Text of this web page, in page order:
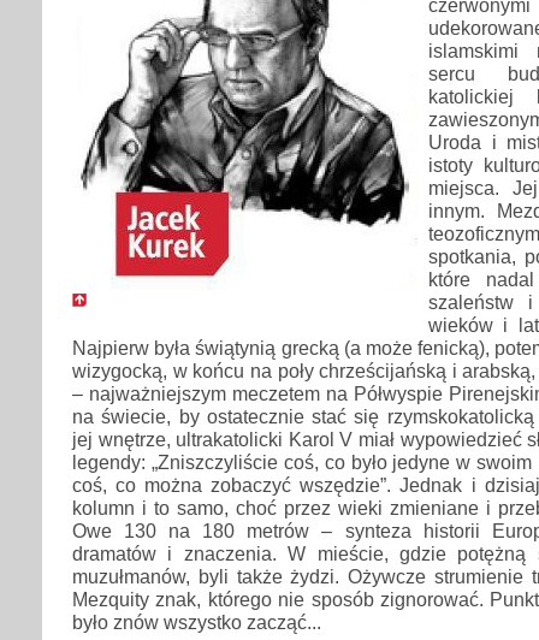
islamskimi
sercu
katolickiej
Uroda i
istoty
miejsca.
innym.
spotkania,
które
szaleństw i
wieków i
Najpierw była świątynią grecką (a może fenicką),
wizygocką, w końcu na poły chrześcijańską i
– najważniejszym meczetem na Półwyspie
na świecie, by ostatecznie stać się
jej wnętrze, ultrakatolicki Karol V miał wypowiedzieć
legendy: „Zniszczyliście coś, co było jedyne w
coś, co można zobaczyć wszędzie”. Jednak i
kolumn i to samo, choć przez wieki zmieniane i
Owe 130 na 180 metrów – synteza historii
dramatów i znaczenia. W mieście, gdzie potężną
muzułmanów, byli także żydzi. Ożywcze strumienie
Mezquity znak, którego nie sposób zignorować.
było znów wszystko zacząć...